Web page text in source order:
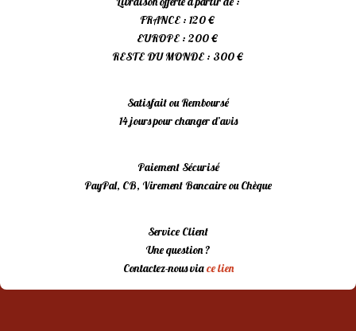
FRANCE : 120 €
EUROPE : 200 €
RESTE DU MONDE : 300 €
Satisfait ou Remboursé
14 jours pour changer d’avis
Paiement Sécurisé
PayPal, CB, Virement Bancaire ou Chèque
Service Client
Une question ?
Contactez-nous viace lien